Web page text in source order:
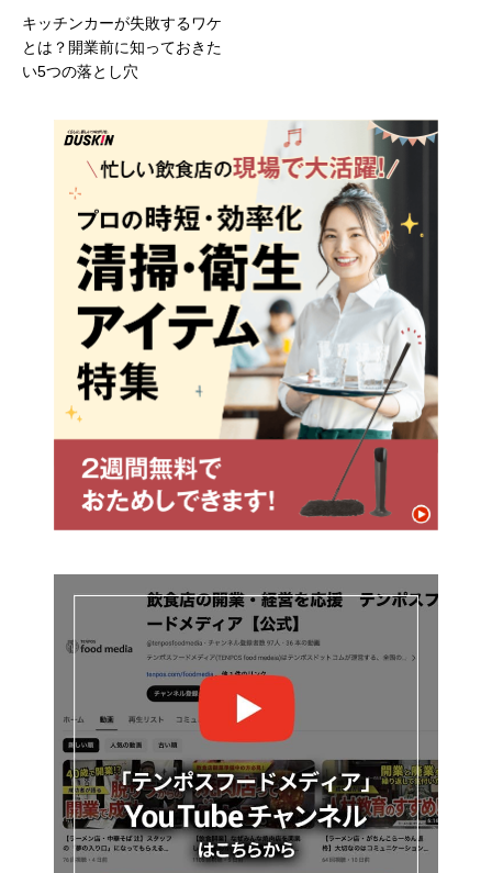
キッチンカーが失敗するワケ
とは？開業前に知っておきた
い5つの落とし穴